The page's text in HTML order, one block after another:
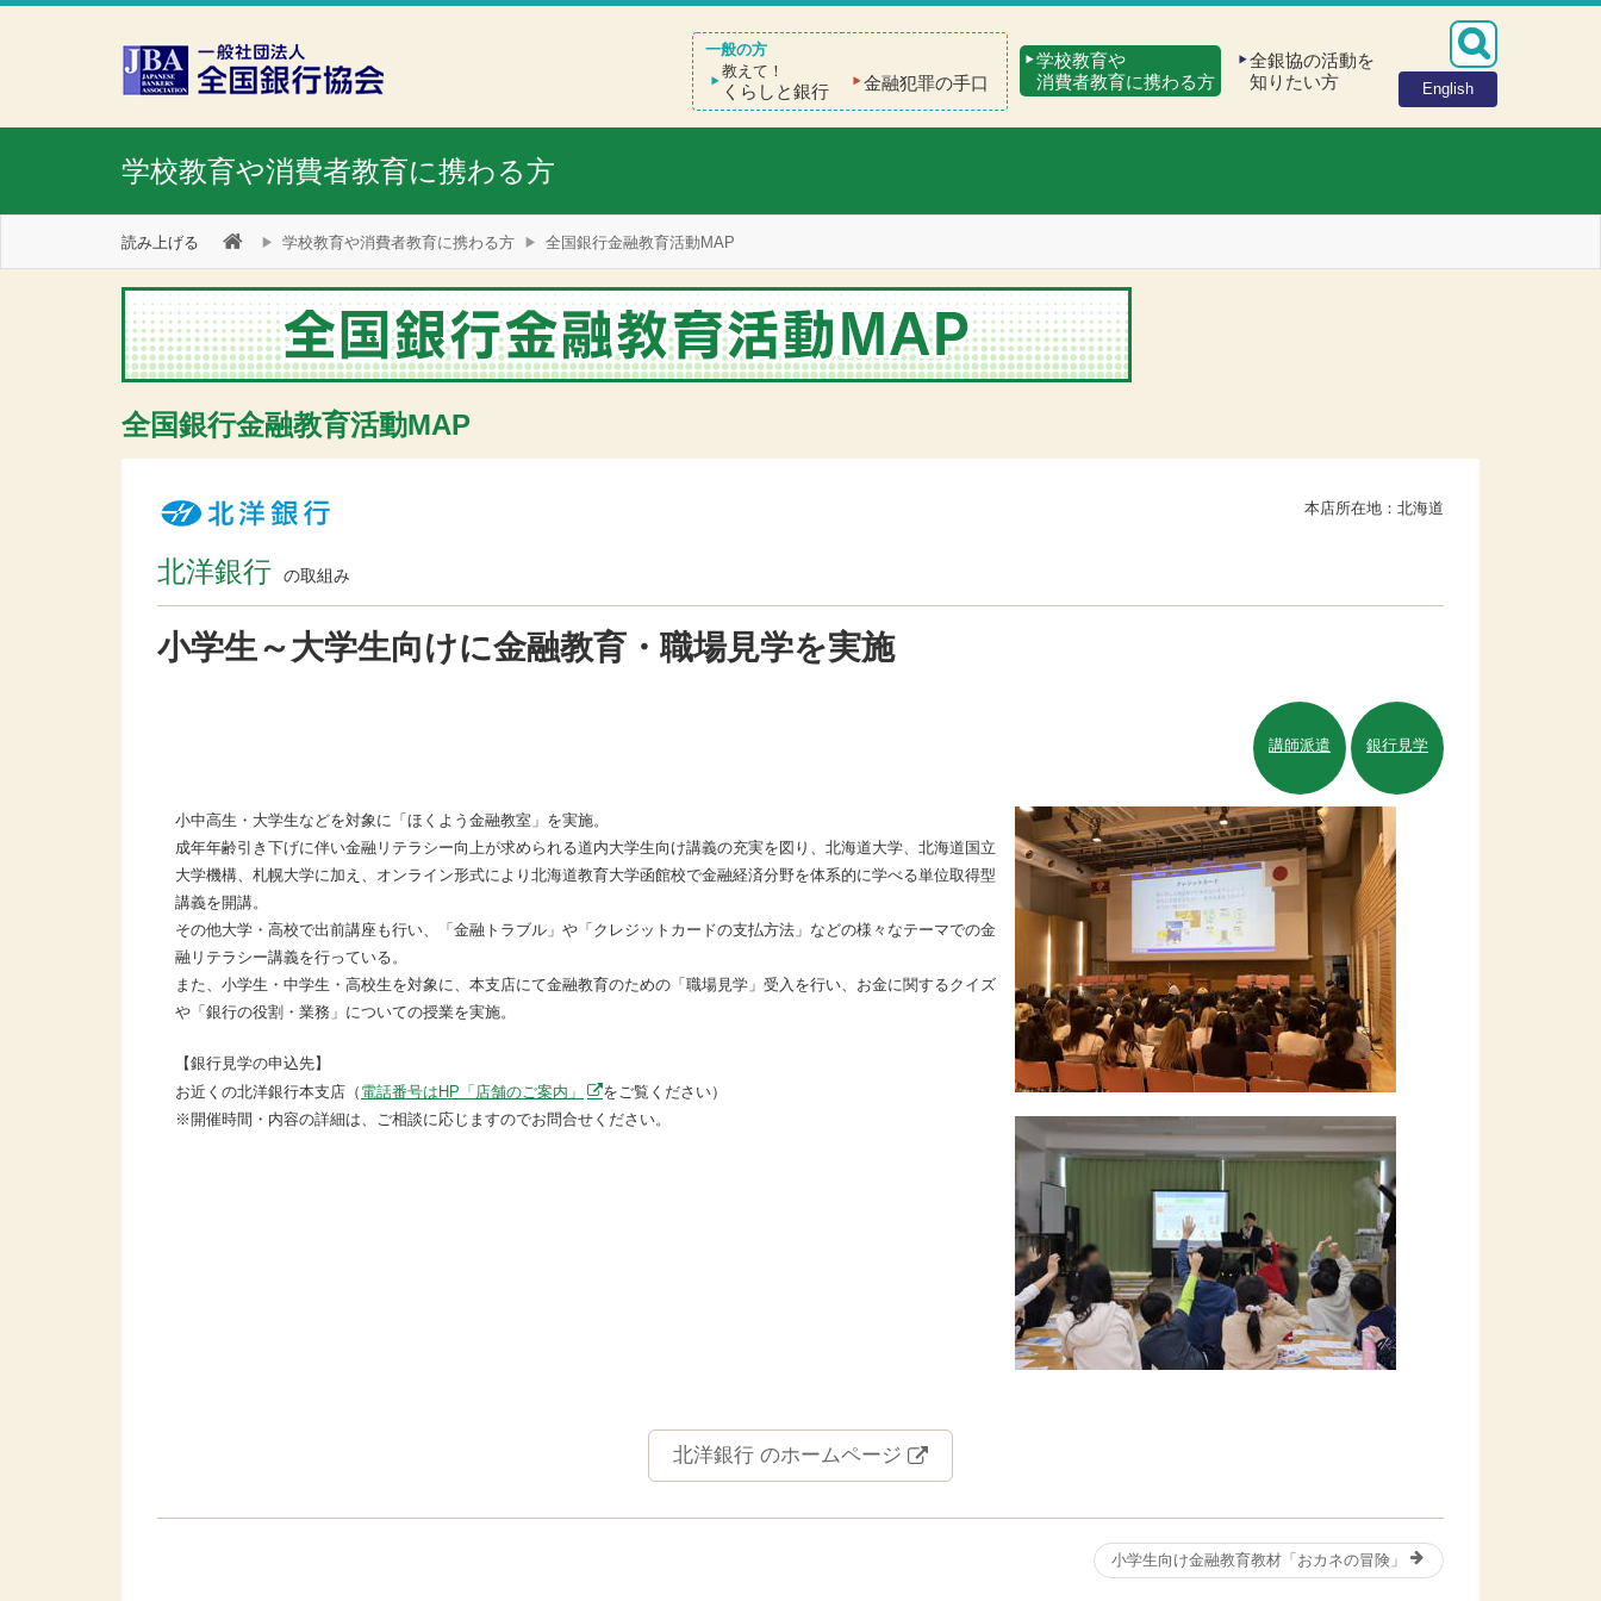
本文へスキップ
障がい者向け相談窓口
English
教えて！
くらしと銀行 金融犯罪の手口
学校教育や
消費者教育に携わる方
全銀協の活動を
知りたい方
学校教育や消費者教育に携わる方
読み上げる 学校教育や消費者教育に携わる方 全国銀行金融教育活動MAP
全国銀行金融教育活動MAP
本店所在地：北海道
北洋銀行 の取組み
小学生～大学生向けに金融教育・職場見学を実施
講師派遣 銀行見学
小中高生・大学生などを対象に「ほくよう金融教室」を実施。
成年年齢引き下げに伴い金融リテラシー向上が求められる道内大学生向け講義の充実を図り、北海道大学、北海道国立
大学機構、札幌大学に加え、オンライン形式により北海道教育大学函館校で金融経済分野を体系的に学べる単位取得型
講義を開講。
その他大学・高校で出前講座も行い、「金融トラブル」や「クレジットカードの支払方法」などの様々なテーマでの金
融リテラシー講義を行っている。
また、小学生・中学生・高校生を対象に、本支店にて金融教育のための「職場見学」受入を行い、お金に関するクイズ
や「銀行の役割・業務」についての授業を実施。
【銀行見学の申込先】
お近くの北洋銀行本支店（ 電話番号はHP「店舗のご案内」
をご覧ください）
※開催時間・内容の詳細は、ご相談に応じますのでお問合せください。
北洋銀行 のホームページ
小学生向け金融教育教材「おカネの冒険」